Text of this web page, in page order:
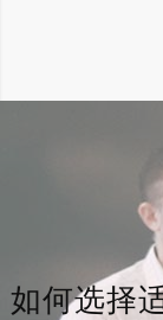
如何选择